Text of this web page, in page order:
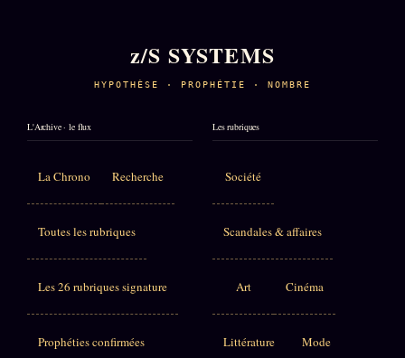
z/S SYSTEMS
HYPOTHÈSE · PROPHÉTIE · NOMBRE
L'Archive · le flux
La Chrono Recherche
Toutes les rubriques
Les 26 rubriques signature
Prophéties confirmées
Les rubriques
Société
Scandales & affaires
Art Cinéma
Littérature Mode